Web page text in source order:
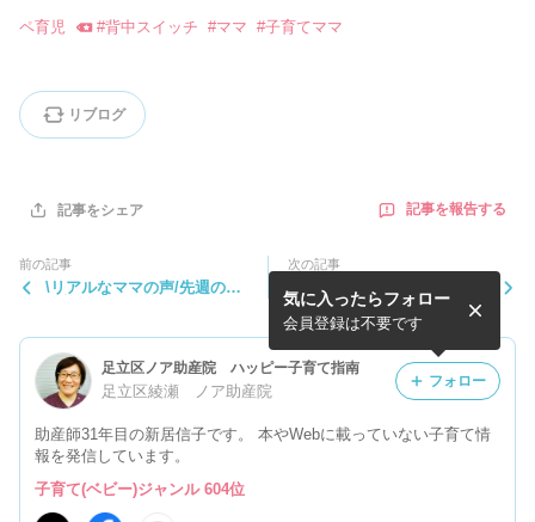
ペ育児 #背中スイッチ #ママ #子育てママ
リブログ
記事をシェア 記事を報告する
前の記事
\リアルなママの声/先週の育
次の記事
日帰り産後ケアをご利用中の
方！コーチングが受けられま
す
足立区ノア助産院 ハッピー子育て指南
足立区綾瀬 ノア助産院
助産師31年目の新居信子です。 本やWebに載っていない子育て情
報を発信しています。
気に入ったらフォロー
会員登録は不要です
フォロー
子育て(ベビー)ジャンル 604位